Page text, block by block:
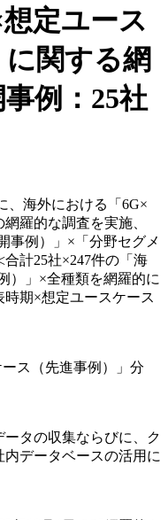
定ユース
関する網
例：25社
、海外における「6G×
羅的な調査を実施、
事例）」×「分野セグメ
計25社×247件の「海
）」×全種類を網羅的に
期×想定ユースケース
ス（先進事例）」分
ータの収集ならびに、ク
データベースの活用に